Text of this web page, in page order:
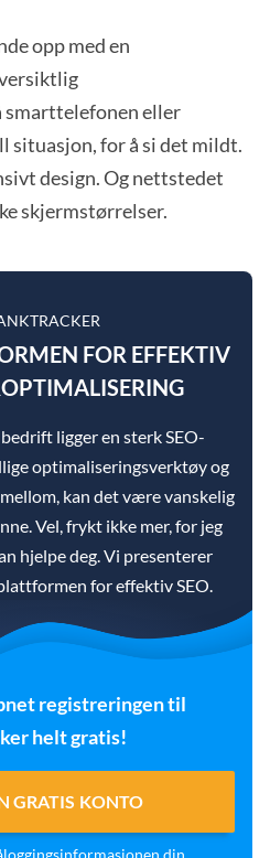
opp med en
smarttelefonen eller
situasjon, for å si det mildt.
design. Og nettstedet
skjermstørrelser.
FOR EFFEKTIV
ligger en sterk SEO-
optimaliseringsverktøy og
kan det være vanskelig
Vel, frykt ikke mer, for jeg
hjelpe deg. Vi presenterer
for effektiv SEO.
registreringen til
helt gratis!
GRATIS KONTO